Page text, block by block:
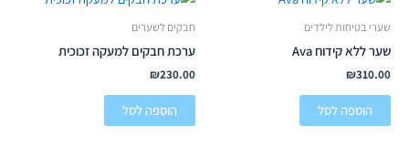
שערי בטיחות לילדים
שער ללא קידוח Ava
₪310.00
הוספה לסל
חבקים לשערים
ערכת חבקים למעקה זכוכית
₪230.00
הוספה לסל